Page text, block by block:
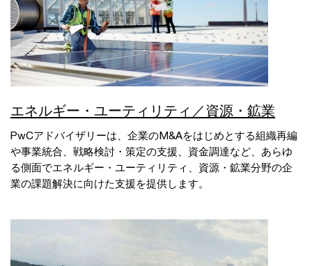
エネルギー・ユーティリティ／資源・鉱業
PwCアドバイザリーは、企業のM&Aをはじめとする組織再編
や事業統合、戦略検討・策定の支援、資金調達など、あらゆ
る側面でエネルギー・ユーティリティ、資源・鉱業分野の企
業の課題解決に向けた支援を提供します。